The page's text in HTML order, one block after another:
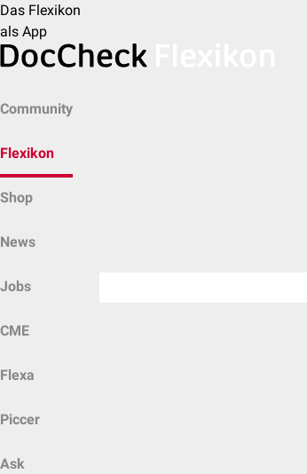
Das Flexikon
als App
Community
Flexikon
Shop
News
Jobs
CME
Flexa
Piccer
Ask